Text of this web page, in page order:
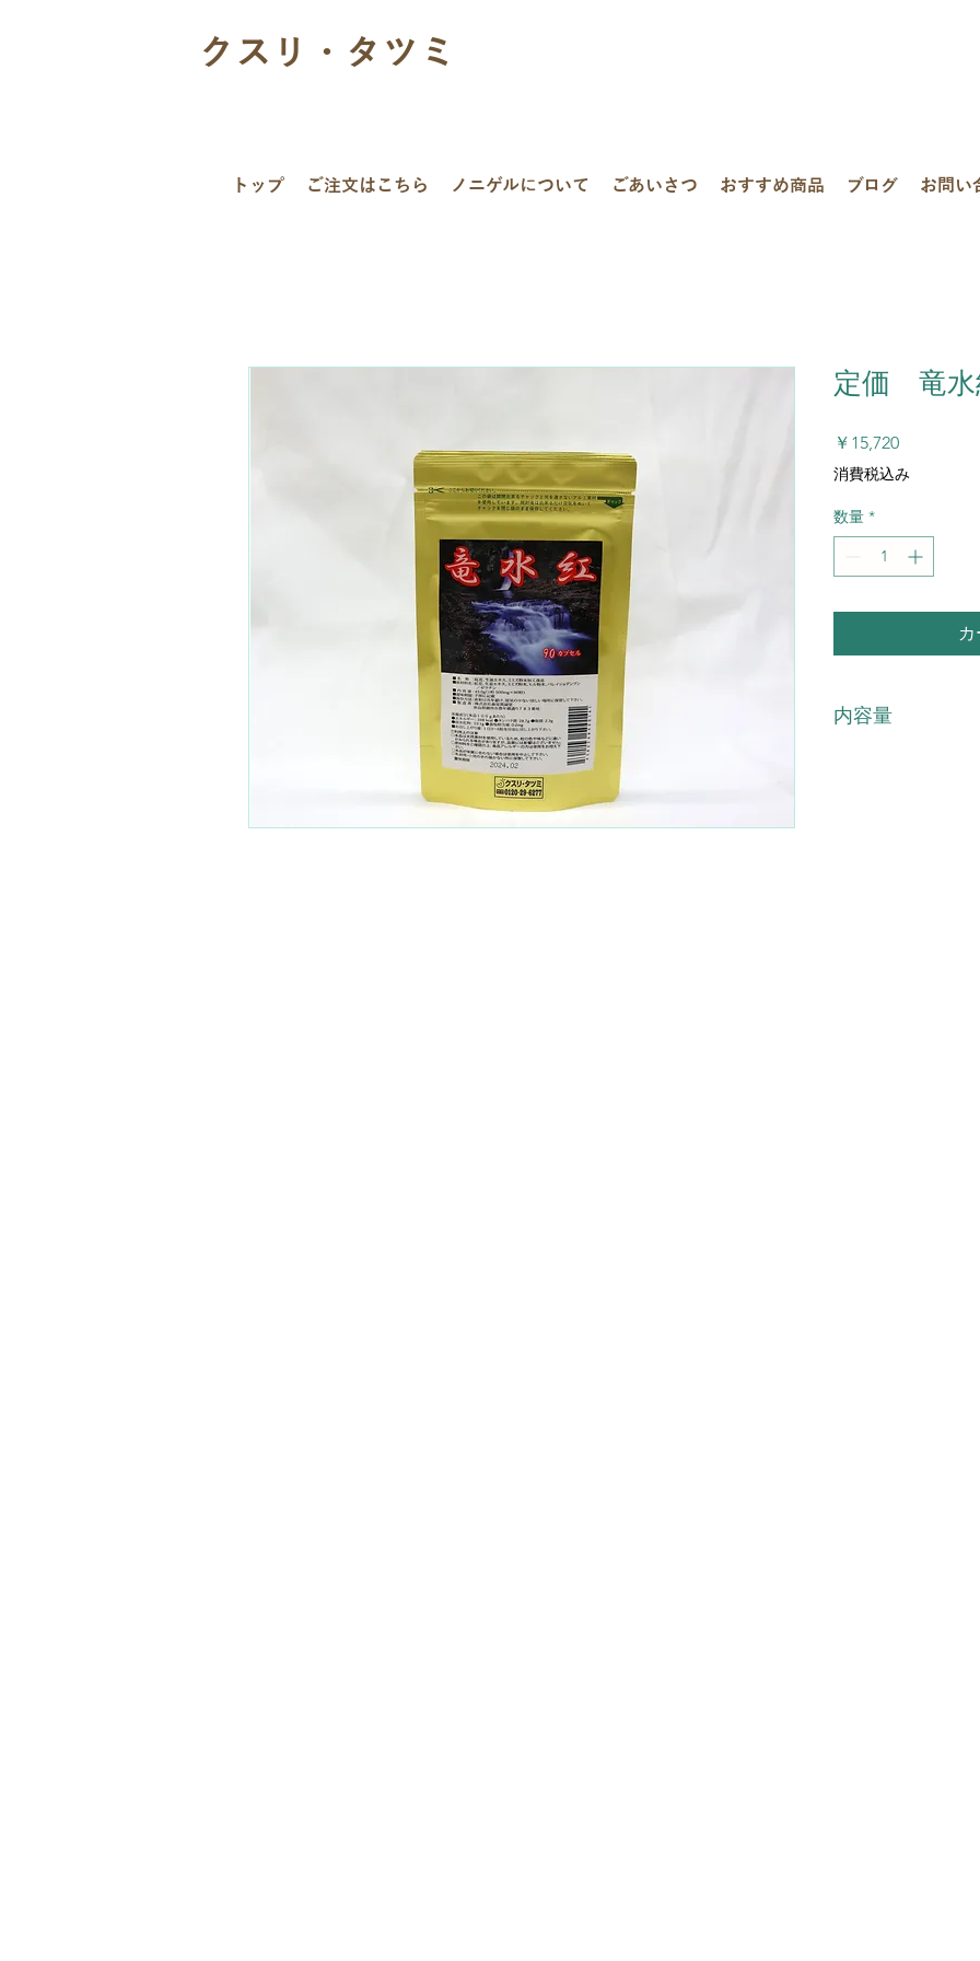
クスリ・タツミ
トップ ご注文はこちら ノニゲルについて ごあいさつ おすすめ商品 ブログ お問い
定価 竜
￥15,720価
格
消費税込み
数量 *
内容量